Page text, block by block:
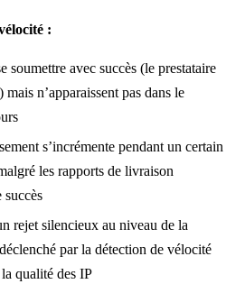
:
soumettre avec succès (le prestataire
mais n’apparaissent pas dans le
s’incrémente pendant un certain
les rapports de livraison
rejet silencieux au niveau de la
par la détection de vélocité
qualité des IP